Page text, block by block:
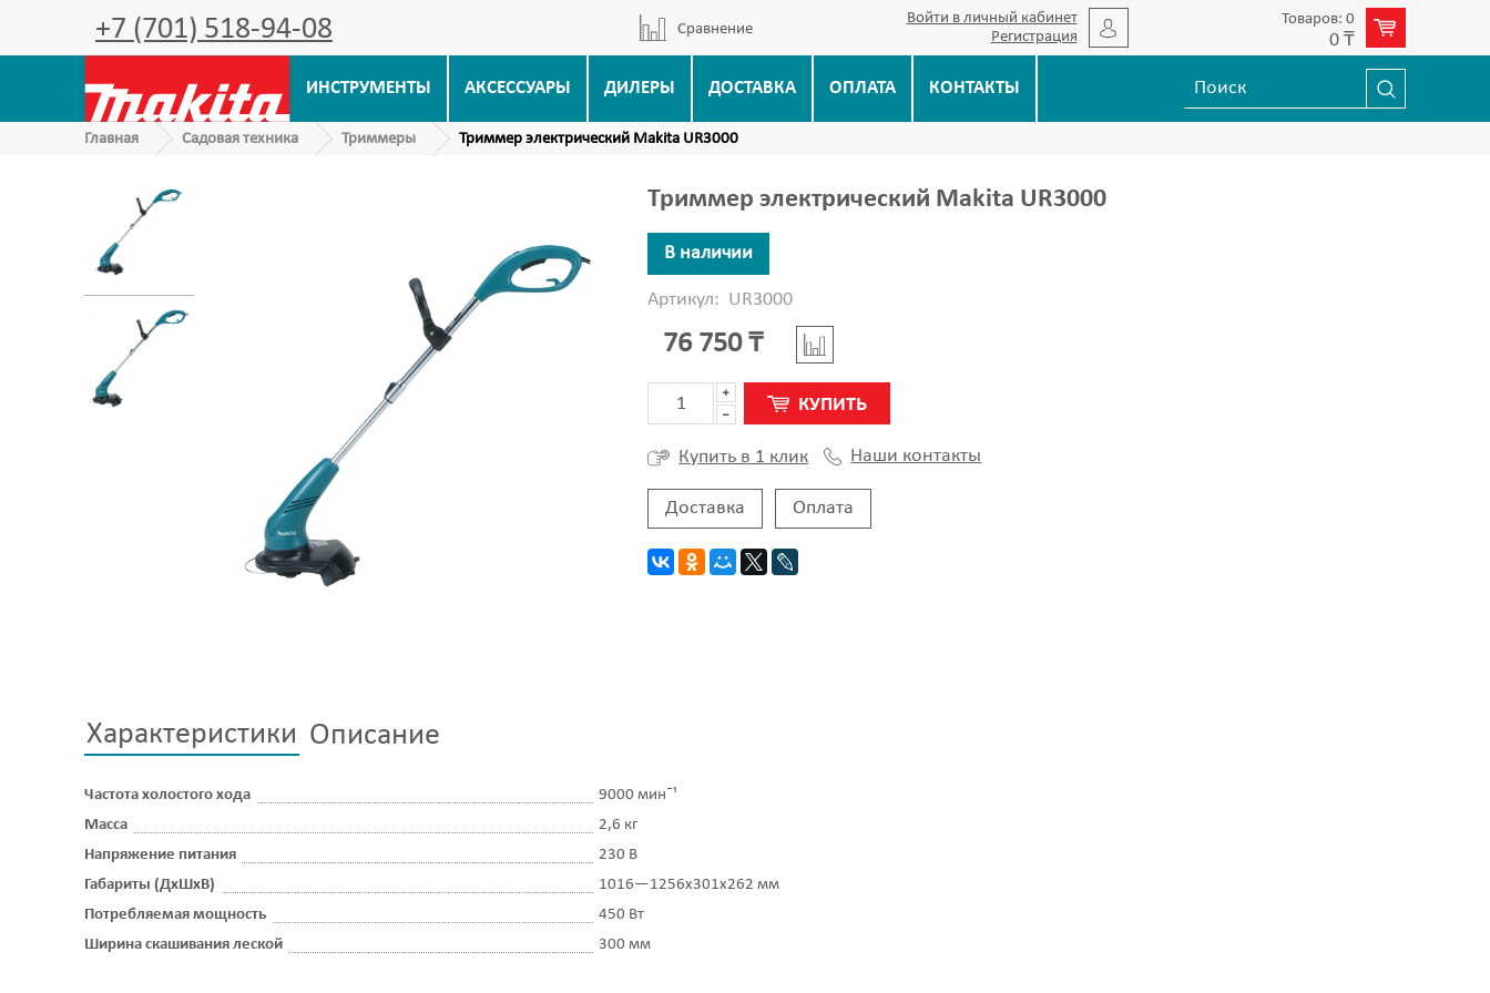
+7 (701) 518-94-08 Сравнение
Войти в личный кабинет
Регистрация
Товаров: 0
0 ₸
ИНСТРУМЕНТЫ АКСЕССУАРЫ ДИЛЕРЫ ДОСТАВКА ОПЛАТА КОНТАКТЫ
Главная Садовая техника Триммеры Триммер электрический Makita UR3000
Триммер электрический Makita UR3000
В наличии
Артикул: UR3000
76 750 ₸
КУПИТЬ
Купить в 1 клик Наши контакты
Доставка Оплата
Характеристики
Частота холостого хода
9000 минˉ¹
Масса
2,6 кг
Напряжение питания
230 В
Габариты (ДхШхВ)
1016—1256х301х262 мм
Потребляемая мощность
450 Вт
Ширина скашивания леской
300 мм
Описание